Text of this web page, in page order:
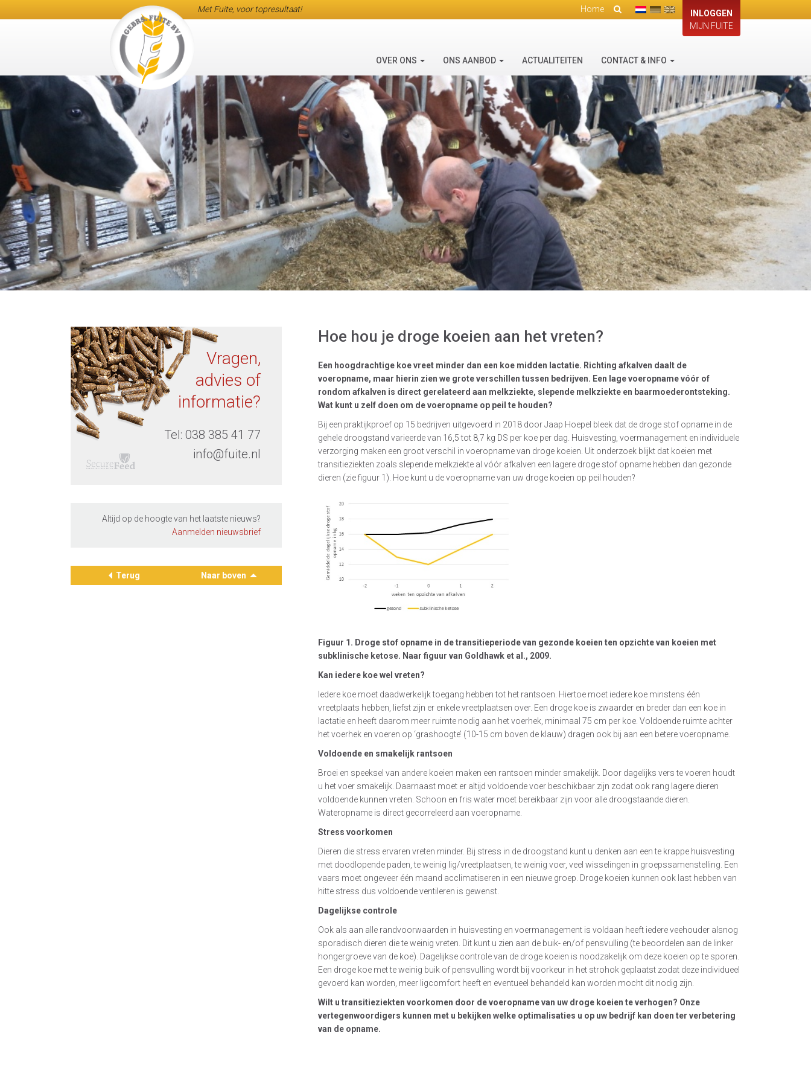
Met Fuite, voor topresultaat! Home
INLOGGEN
MIJN FUITE
OVER ONS ONS AANBOD ACTUALITEITEN CONTACT & INFO
Vragen,
advies of
informatie?
Tel: 038 385 41 77
info@fuite.nl
Altijd op de hoogte van het laatste nieuws?
Aanmelden nieuwsbrief
Terug Naar boven
Hoe hou je droge koeien aan het vreten?
Een hoogdrachtige koe vreet minder dan een koe midden lactatie. Richting afkalven daalt de
voeropname, maar hierin zien we grote verschillen tussen bedrijven. Een lage voeropname vóór of
rondom afkalven is direct gerelateerd aan melkziekte, slepende melkziekte en baarmoederontsteking.
Wat kunt u zelf doen om de voeropname op peil te houden?
Bij een praktijkproef op 15 bedrijven uitgevoerd in 2018 door Jaap Hoepel bleek dat de droge stof opname in de
gehele droogstand varieerde van 16,5 tot 8,7 kg DS per koe per dag. Huisvesting, voermanagement en individuele
verzorging maken een groot verschil in voeropname van droge koeien. Uit onderzoek blijkt dat koeien met
transitieziekten zoals slepende melkziekte al vóór afkalven een lagere droge stof opname hebben dan gezonde
dieren (zie figuur 1). Hoe kunt u de voeropname van uw droge koeien op peil houden?
Figuur 1. Droge stof opname in de transitieperiode van gezonde koeien ten opzichte van koeien met
subklinische ketose. Naar figuur van Goldhawk et al., 2009.
Kan iedere koe wel vreten?
Iedere koe moet daadwerkelijk toegang hebben tot het rantsoen. Hiertoe moet iedere koe minstens één
vreetplaats hebben, liefst zijn er enkele vreetplaatsen over. Een droge koe is zwaarder en breder dan een koe in
lactatie en heeft daarom meer ruimte nodig aan het voerhek, minimaal 75 cm per koe. Voldoende ruimte achter
het voerhek en voeren op ‘grashoogte’ (10-15 cm boven de klauw) dragen ook bij aan een betere voeropname.
Voldoende en smakelijk rantsoen
Broei en speeksel van andere koeien maken een rantsoen minder smakelijk. Door dagelijks vers te voeren houdt
u het voer smakelijk. Daarnaast moet er altijd voldoende voer beschikbaar zijn zodat ook rang lagere dieren
voldoende kunnen vreten. Schoon en fris water moet bereikbaar zijn voor alle droogstaande dieren.
Wateropname is direct gecorreleerd aan voeropname.
Stress voorkomen
Dieren die stress ervaren vreten minder. Bij stress in de droogstand kunt u denken aan een te krappe huisvesting
met doodlopende paden, te weinig lig/vreetplaatsen, te weinig voer, veel wisselingen in groepssamenstelling. Een
vaars moet ongeveer één maand acclimatiseren in een nieuwe groep. Droge koeien kunnen ook last hebben van
hitte stress dus voldoende ventileren is gewenst.
Dagelijkse controle
Ook als aan alle randvoorwaarden in huisvesting en voermanagement is voldaan heeft iedere veehouder alsnog
sporadisch dieren die te weinig vreten. Dit kunt u zien aan de buik- en/of pensvulling (te beoordelen aan de linker
hongergroeve van de koe). Dagelijkse controle van de droge koeien is noodzakelijk om deze koeien op te sporen.
Een droge koe met te weinig buik of pensvulling wordt bij voorkeur in het strohok geplaatst zodat deze individueel
gevoerd kan worden, meer ligcomfort heeft en eventueel behandeld kan worden mocht dit nodig zijn.
Wilt u transitieziekten voorkomen door de voeropname van uw droge koeien te verhogen? Onze
vertegenwoordigers kunnen met u bekijken welke optimalisaties u op uw bedrijf kan doen ter verbetering
van de opname.